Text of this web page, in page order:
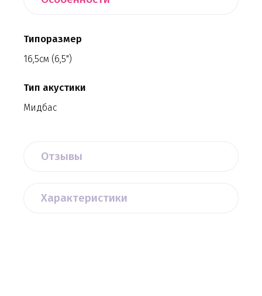
Типоразмер
16,5см (6,5")
Тип акустики
Мидбас
Отзывы
Характеристики